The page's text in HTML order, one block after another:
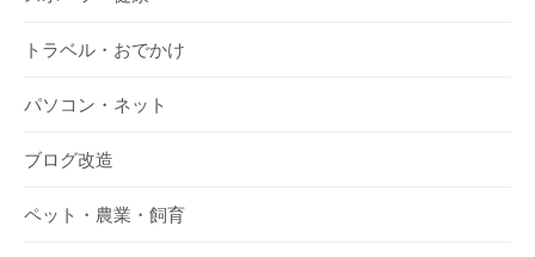
トラベル・おでかけ
パソコン・ネット
ブログ改造
ペット・農業・飼育